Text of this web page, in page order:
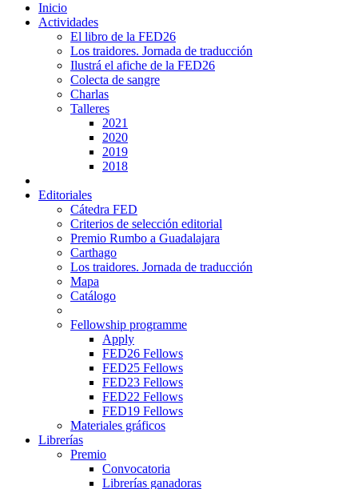
Inicio
Actividades
El libro de la FED26
Los traidores. Jornada de traducción
Ilustrá el afiche de la FED26
Colecta de sangre
Charlas
Talleres
2021
2020
2019
2018
Editoriales
Cátedra FED
Criterios de selección editorial
Premio Rumbo a Guadalajara
Carthago
Los traidores. Jornada de traducción
Mapa
Catálogo
Fellowship programme
Apply
FED26 Fellows
FED25 Fellows
FED23 Fellows
FED22 Fellows
FED19 Fellows
Materiales gráficos
Librerías
Premio
Convocatoria
Librerías ganadoras